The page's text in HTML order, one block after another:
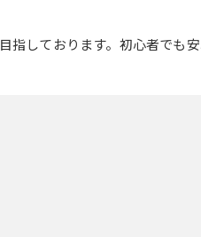
指しております。初心者でも